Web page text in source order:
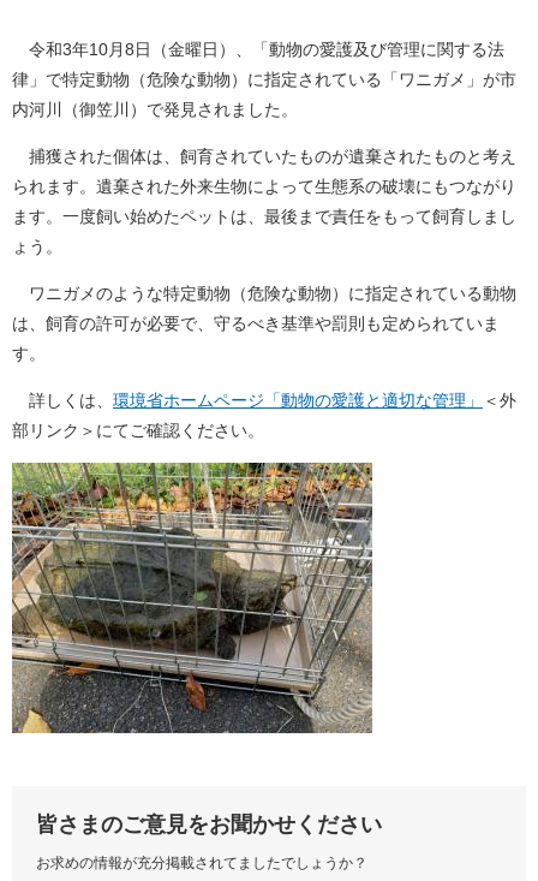
令和3年10月8日（金曜日）、「動物の愛護及び管理に関する法
律」で特定動物（危険な動物）に指定されている「ワニガメ」が市
内河川（御笠川）で発見されました。
捕獲された個体は、飼育されていたものが遺棄されたものと考え
られます。遺棄された外来生物によって生態系の破壊にもつながり
ます。一度飼い始めたペットは、最後まで責任をもって飼育しまし
ょう。
ワニガメのような特定動物（危険な動物）に指定されている動物
は、飼育の許可が必要で、守るべき基準や罰則も定められていま
す。
詳しくは、 環境省ホームページ「動物の愛護と適切な管理」
＜外
部リンク＞ にてご確認ください。
皆さまのご意見をお聞かせください
お求めの情報が充分掲載されてましたでしょうか？